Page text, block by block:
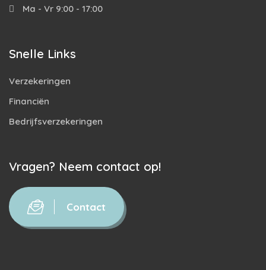
Ma - Vr 9:00 - 17:00
Snelle Links
Verzekeringen
Financiën
Bedrijfsverzekeringen
Vragen? Neem contact op!
Contact